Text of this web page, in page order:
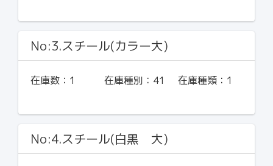
No:3.スチール(カラー大)
在庫数： 1 在庫種別： 41 在庫種類： 1
No:4.スチール(白黒 大)